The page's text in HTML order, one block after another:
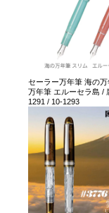
セーラー万年筆 海の
万年筆 エルーセラ島 /
1291 / 10-1293